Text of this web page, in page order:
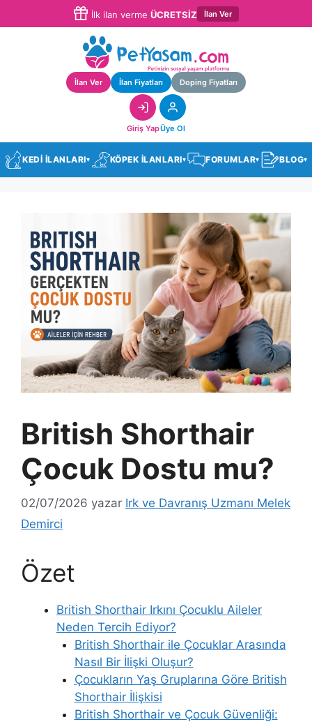
İlk ilan verme ÜCRETSİZ İlan Ver
İlan Ver İlan Fiyatları Doping Fiyatları
Giriş YapÜye Ol
KEDİ İLANLARI▾ KÖPEK İLANLARI▾ FORUMLAR▾ BLOG▾
British Shorthair
Çocuk Dostu mu?
02/07/2026 yazar Irk ve Davranış Uzmanı Melek
Demirci
Özet
British Shorthair Irkını Çocuklu Aileler
Neden Tercih Ediyor?
British Shorthair ile Çocuklar Arasında
Nasıl Bir İlişki Oluşur?
Çocukların Yaş Gruplarına Göre British
Shorthair İlişkisi
British Shorthair ve Çocuk Güvenliği: